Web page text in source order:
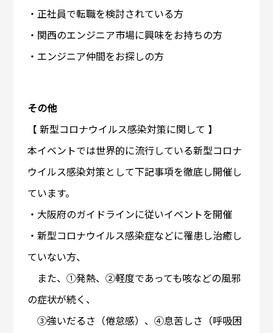
・正社員で転職を検討されている方
・関西のエンジニア市場に興味をお持ちの方
・エンジニア仲間をお探しの方
その他
【 新型コロナウイルス感染対策に関して 】
本イベントでは世界的に流行している新型コロナ
ウイルス感染対策として下記事項を徹底し開催し
ています。
・大阪府のガイドラインに従いイベントを開催
・新型コロナウイルス感染症などに罹患し治癒し
ていない方、
また、①発熱、②軽度であっても咳などの風邪
の症状が続く、
③強いだるさ（倦怠感）、④息苦しさ（呼吸困